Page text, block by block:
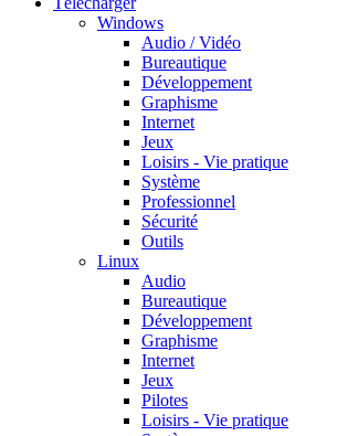
Windows
Audio / Vidéo
Bureautique
Développement
Graphisme
Internet
Jeux
Loisirs - Vie pratique
Système
Professionnel
Sécurité
Outils
Linux
Audio
Bureautique
Développement
Graphisme
Internet
Jeux
Pilotes
Loisirs - Vie pratique